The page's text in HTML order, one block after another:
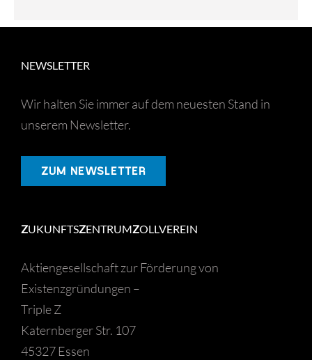
NEWSLETTER
Wir halten Sie immer auf dem neuesten Stand in
unserem Newsletter.
ZUM NEWSLETTER
ZUKUNFTSZENTRUMZOLLVEREIN
Aktiengesellschaft zur Förderung von
Existenzgründungen –
Triple Z
Katernberger Str. 107
45327 Essen